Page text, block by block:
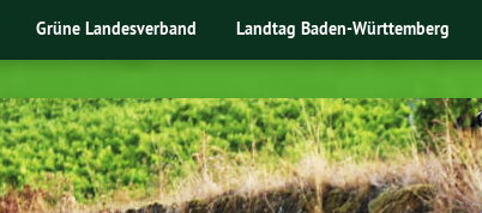
Grüne Landesverband Landtag Baden-Württemberg